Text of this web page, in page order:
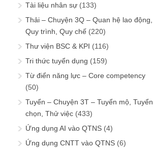
Tài liệu nhân sự (133)
Thải – Chuyện 3Q – Quan hệ lao động,
Quy trình, Quy chế (220)
Thư viện BSC & KPI (116)
Tri thức tuyển dụng (159)
Từ điển năng lực – Core competency
(50)
Tuyển – Chuyện 3T – Tuyển mộ, Tuyển
chọn, Thử việc (433)
Ứng dụng AI vào QTNS (4)
Ứng dụng CNTT vào QTNS (6)